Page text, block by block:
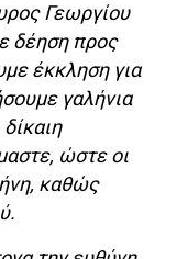
Γεωργίου
δέηση προς
έκκληση για
γαλήνια
ώστε οι
καθώς